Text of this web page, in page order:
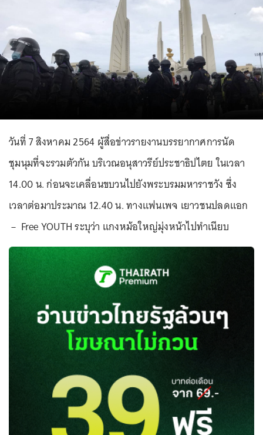
วันที่ 7 สิงหาคม 2564 ผู้สื่อข่าวรายงานบรรยากาศการนัด
ชุมนุมที่จะรวมตัวกัน บริเวณอนุสาวรีย์ประชาธิปไตย ในเวลา
14.00 น. ก่อนจะเคลื่อนขบวนไปยังพระบรมมหาราชวัง ซึ่ง
เวลาต่อมาประมาณ 12.40 น. ทางแฟนเพจ เยาวชนปลดแอก
－ Free YOUTH ระบุว่า แกงหม้อใหญ่มุ่งหน้าไปทำเนียบ